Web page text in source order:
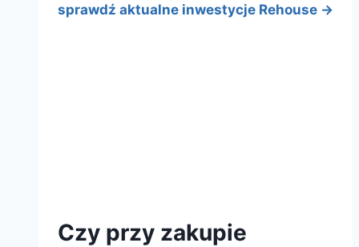
sprawdź aktualne inwestycje Rehouse ->
Czy przy zakupie